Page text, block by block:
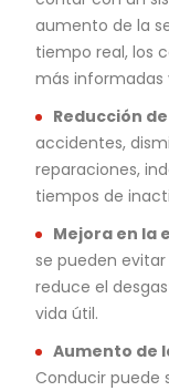
aumento de la
tiempo real, los
más informadas
Reducción
accidentes,
reparaciones,
tiempos de
Mejora en la
se pueden
reduce el
vida útil.
Aumento de
Conducir puede